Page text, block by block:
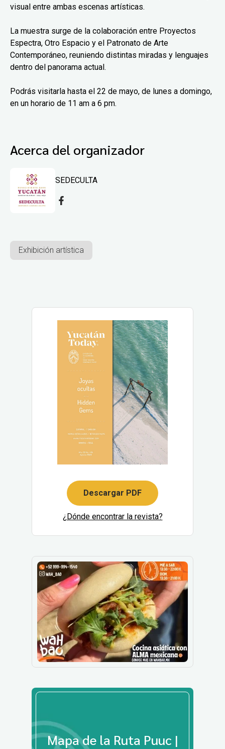
visual entre ambas escenas artísticas.
La muestra surge de la colaboración entre Proyectos
Espectra, Otro Espacio y el Patronato de Arte
Contemporáneo, reuniendo distintas miradas y lenguajes
dentro del panorama actual.
Podrás visitarla hasta el 22 de mayo, de lunes a domingo,
en un horario de 11 am a 6 pm.
Acerca del organizador
SEDECULTA
Exhibición artística
Descargar PDF
¿Dónde encontrar la revista?
Mapa de la Ruta Puuc |